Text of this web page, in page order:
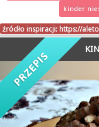
kinder
źródło inspiracji: https://